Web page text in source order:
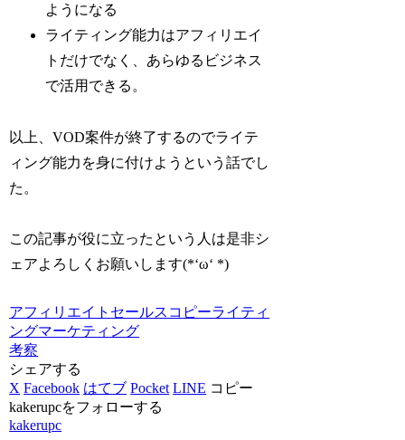
ようになる
ライティング能力はアフィリエイ
トだけでなく、あらゆるビジネス
で活用できる。
以上、VOD案件が終了するのでライテ
ィング能力を身に付けようという話でし
た。
この記事が役に立ったという人は是非シ
ェアよろしくお願いします(*‘ω‘ *)
アフィリエイト セールスコピーライティ
ングマーケティング
考察
シェアする
X Facebook はてブ Pocket LINE コピー
kakerupcをフォローする
kakerupc